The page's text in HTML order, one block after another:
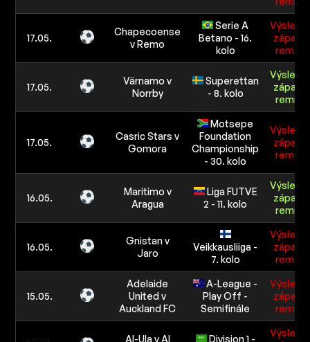
17.05.
Chapecoense
v Remo
Serie A
Betano - 16.
kolo
zápasu:
remíza
17.05.
Värnamo v
Norrby
Superettan
- 8. kolo
zápasu:
remíza
17.05.
Casric Stars v
Gomora
Motsepe
Foundation
Championship
- 30. kolo
zápasu:
remíza
16.05.
Maritimo v
Aragua
Liga FUTVE
2 - 11. kolo
zápasu:
remíza
16.05.
Gnistan v
Jaro
Veikkausliiga -
7. kolo
zápasu:
remíza
15.05.
Adelaide
United v
Auckland FC
A-League -
Play Off -
Semifinále
zápasu:
remíza
Al-Ula v Al
Division 1 -